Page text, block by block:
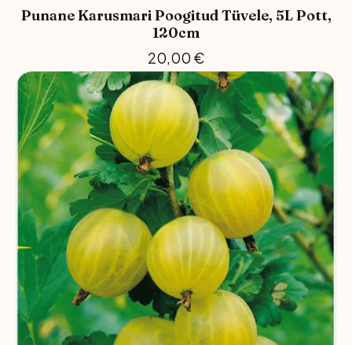
Punane Karusmari Poogitud Tüvele, 5L Pott,
120cm
20,00 €